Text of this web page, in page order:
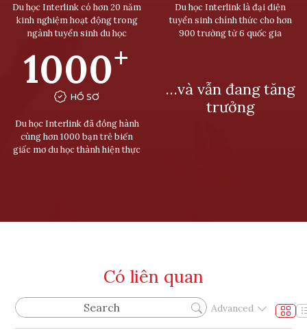
Du học Interlink có hơn 20 năm
kinh nghiệm hoạt động trong
ngành tuyển sinh du học
Du học Interlink là đại diện
tuyển sinh chính thức cho hơn
900 trường từ 6 quốc gia
1000+
HỒ SƠ
Du học Interlink đã đồng hành
cùng hơn 1000 bạn trẻ biến
giấc mơ du học thành hiện thực
…và vẫn đang tăng
trưởng
Có liên quan
Advanced